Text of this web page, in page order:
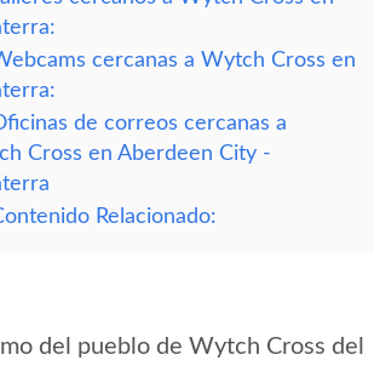
cercanas a Wytch Cross en
de correos cercanas a
Cross en Aberdeen City -
Relacionado:
del pueblo de Wytch Cross del